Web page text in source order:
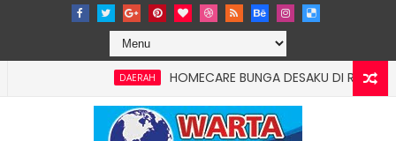
DAERAH HOMECARE BUNGA DESAKU DI